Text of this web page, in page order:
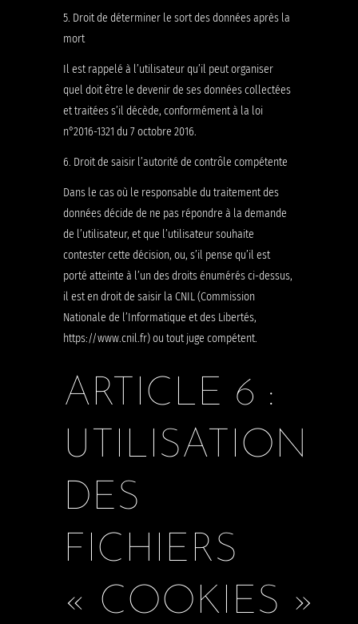
5. Droit de déterminer le sort des données après la
mort
Il est rappelé à l’utilisateur qu’il peut organiser
quel doit être le devenir de ses données collectées
et traitées s’il décède, conformément à la loi
n°2016-1321 du 7 octobre 2016.
6. Droit de saisir l’autorité de contrôle compétente
Dans le cas où le responsable du traitement des
données décide de ne pas répondre à la demande
de l’utilisateur, et que l’utilisateur souhaite
contester cette décision, ou, s’il pense qu’il est
porté atteinte à l’un des droits énumérés ci-dessus,
il est en droit de saisir la CNIL (Commission
Nationale de l’Informatique et des Libertés,
https://www.cnil.fr) ou tout juge compétent.
ARTICLE 6 :
UTILISATION
DES
FICHIERS
« COOKIES »